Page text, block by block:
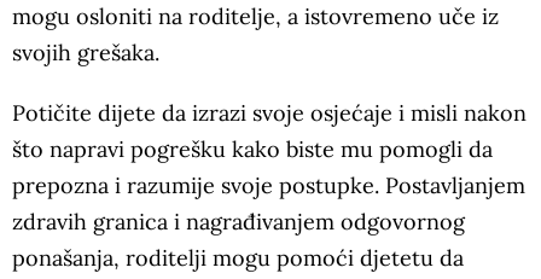
mogu osloniti na roditelje, a istovremeno uče iz
svojih grešaka.
Potičite dijete da izrazi svoje osjećaje i misli nakon
što napravi pogrešku kako biste mu pomogli da
prepozna i razumije svoje postupke. Postavljanjem
zdravih granica i nagrađivanjem odgovornog
ponašanja, roditelji mogu pomoći djetetu da